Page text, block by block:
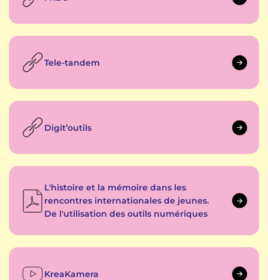
Tele-tandem
Digit’outils
L'histoire et la mémoire dans les
rencontres internationales de jeunes.
De l'utilisation des outils numériques
KreaKamera